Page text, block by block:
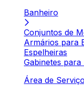
Banheiro
Conjuntos de
Armários para
Espelheiras
Gabinetes para
Área de Serviço